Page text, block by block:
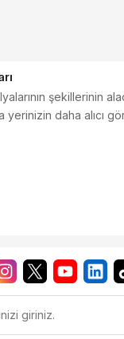
şekillerinin
yerinizin daha alıcı